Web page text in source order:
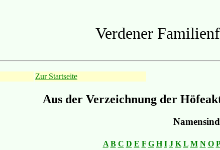
Verdener
Zur Startseite
Aus der Verzeichnung der
A B C D E F G H I J K L M N O P